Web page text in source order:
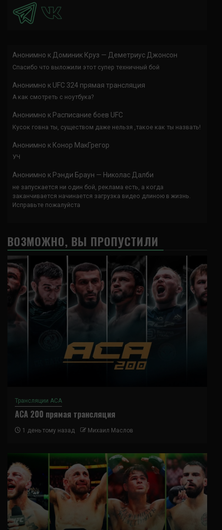
Анонимно к Доминик Круз — Деметриус Джонсон
Спасибо что выложили этот супер техничный бой
Анонимно к UFC 324 прямая трансляция
А как смотреть с ноутбука?
Анонимно к Расписание боев UFC
Кусок говна ты, существом даже нельзя ,такое как ты назвать!
Анонимно к Конор МакГрегор
УЧ
Анонимно к Рэнди Браун — Николас Далби
не запускается ни один бой, реклама есть, а когда
заканчивается начинается загрузка видео длиною в жизнь.
Исправьте пожалуйста
ВОЗМОЖНО, ВЫ ПРОПУСТИЛИ
Трансляции ACA
ACA 200 прямая трансляция
1 день тому назад Михаил Маслов